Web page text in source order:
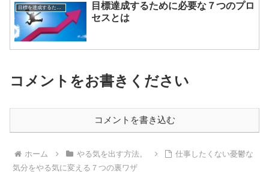
目標達成するために必要な７つのプロ
セスとは
コメントをお書きください
コメントを書き込む
ホーム やる気を出す方法。
仕事したくない憂鬱な
気分をやる気に変える７つの裏ワザ